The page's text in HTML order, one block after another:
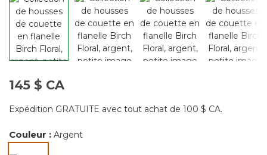
145 $ CA
Expédition GRATUITE avec tout achat de 100 $ CA.
Couleur : Argent